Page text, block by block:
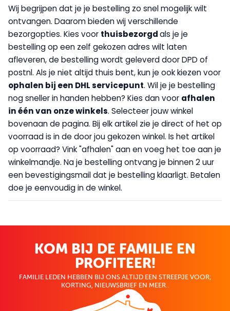
Wij begrijpen dat je je bestelling zo snel mogelijk wilt
ontvangen. Daarom bieden wij verschillende
bezorgopties. Kies voor thuisbezorgdals je je
bestelling op een zelf gekozen adres wilt laten
afleveren, de bestelling wordt geleverd door DPD of
postnl. Als je niet altijd thuis bent, kun je ook kiezen voor
ophalen bij een DHL servicepunt. Wil je je bestelling
nog sneller in handen hebben? Kies dan voor afhalen
in één van onze winkels. Selecteer jouw winkel
bovenaan de pagina. Bij elk artikel zie je direct of het op
voorraad is in de door jou gekozen winkel. Is het artikel
op voorraad? Vink "afhalen" aan en voeg het toe aan je
winkelmandje. Na je bestelling ontvang je binnen 2 uur
een bevestigingsmail dat je bestelling klaarligt. Betalen
doe je eenvoudig in de winkel.
KOM BIJ DE FAMILIE EN
PROFITEER!
FAMILIE LEDEN HEBBEN BIJ ONS ALTIJD EEN STREEPJE VOOR;
KORTING, NIEUWSBRIEF EN MEER..